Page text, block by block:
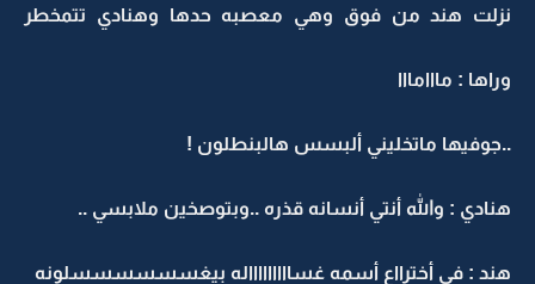
نزلت هند من فوق وهي معصبه حدها وهنادي تتمخطر
وراها : مااامااا
..جوفيها ماتخليني ألبسس هالبنطلون !
هنادي : والله أنتي أنسانه قذره ..وبتوصخين ملابسي ..
هند : في أخترااع أسمه غساااااااااله بيغسسسسسسلونه